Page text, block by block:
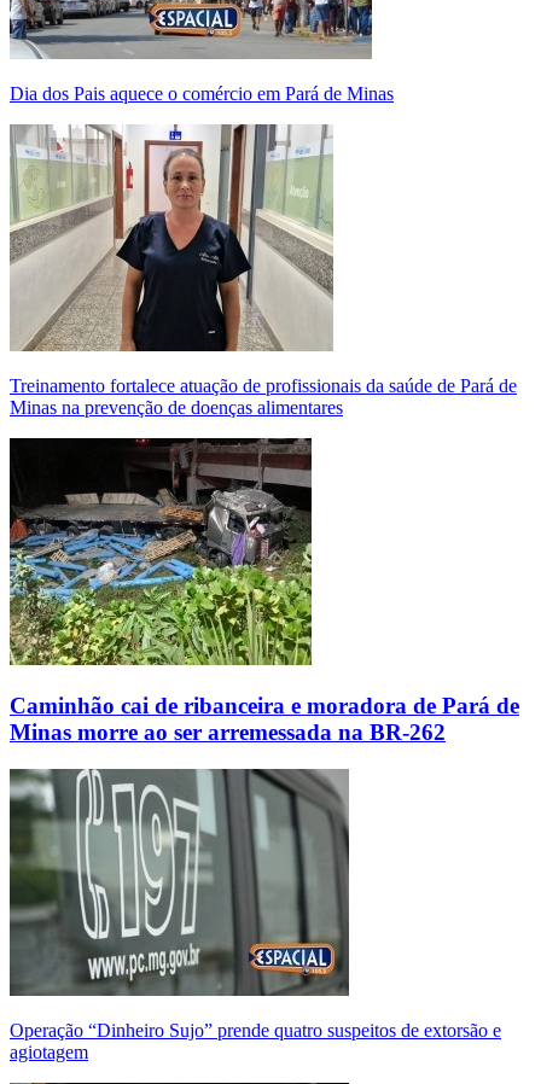
Dia dos Pais aquece o comércio em Pará de Minas
Treinamento fortalece atuação de profissionais da saúde de Pará de
Minas na prevenção de doenças alimentares
Caminhão cai de ribanceira e moradora de Pará de
Minas morre ao ser arremessada na BR-262
Operação “Dinheiro Sujo” prende quatro suspeitos de extorsão e
agiotagem